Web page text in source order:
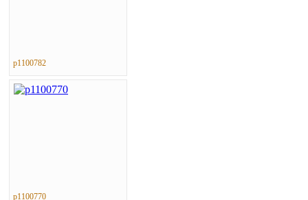
p1100782
p1100770